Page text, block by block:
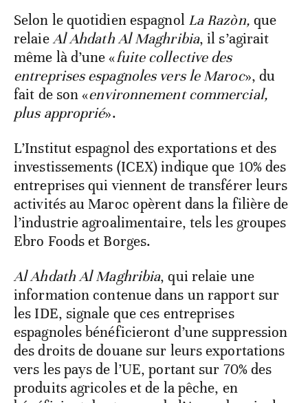
Selon le quotidien espagnol La Razòn, que
relaieAl Ahdath Al Maghribia, il s’agirait
même là d’une «fuite collective des
entreprises espagnoles vers le Maroc», du
fait de son «environnement commercial,
plus approprié».
L’Institut espagnol des exportations et des
investissements (ICEX) indique que 10% des
entreprises qui viennent de transférer leurs
activités au Maroc opèrent dans la filière de
l’industrie agroalimentaire, tels les groupes
Ebro Foods et Borges.
Al Ahdath Al Maghribia, qui relaie une
information contenue dans un rapport sur
les IDE, signale que ces entreprises
espagnoles bénéficieront d’une suppression
des droits de douane sur leurs exportations
vers les pays de l’UE, portant sur 70% des
produits agricoles et de la pêche, en